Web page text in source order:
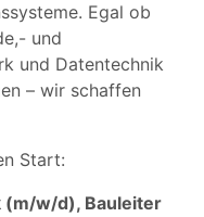
Egal ob
und
und Datentechnik
– wir schaffen
Start:
(m/w/d), Bauleiter